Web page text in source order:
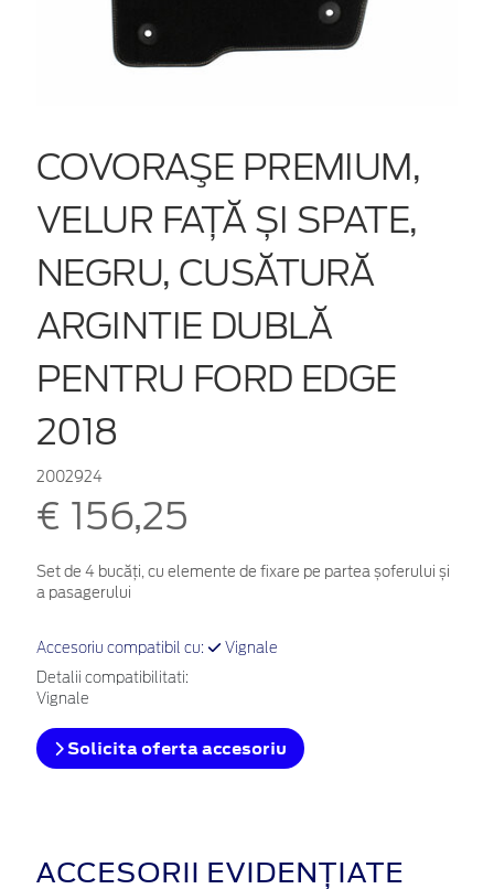
COVORAŞE PREMIUM,
VELUR FAȚĂ ȘI SPATE,
NEGRU, CUSĂTURĂ
ARGINTIE DUBLĂ
PENTRU FORD EDGE
2018
2002924
€ 156,25
Set de 4 bucăți, cu elemente de fixare pe partea șoferului și
a pasagerului
Accesoriu compatibil cu: Vignale
Detalii compatibilitati:
Vignale
Solicita oferta accesoriu
ACCESORII EVIDENȚIATE